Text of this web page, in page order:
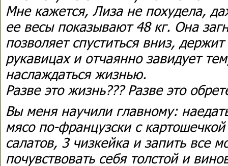
Мне кажется, Лиза не похудела,
ее весы показывают 48 кг. Она
позволяет спуститься вниз,
рукавицах и отчаянно завидует
наслаждаться жизнью.
Разве это жизнь??? Разве это
Вы меня научили главному:
мясо по-французски с
салатов, 3 чизкейка и запить все
почувствовать себя толстой и